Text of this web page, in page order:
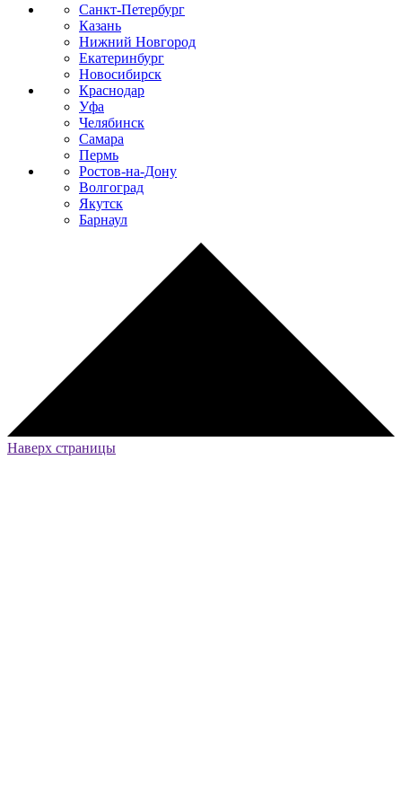
Санкт-Петербург
Казань
Нижний Новгород
Екатеринбург
Новосибирск
Краснодар
Уфа
Челябинск
Самара
Пермь
Ростов-на-Дону
Волгоград
Якутск
Барнаул
Наверх страницы